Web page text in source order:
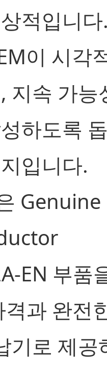
적입니
이 시각
지속 가능
하도록
입니다.
Genuine
EN 부품
격과 완전
기로 제공